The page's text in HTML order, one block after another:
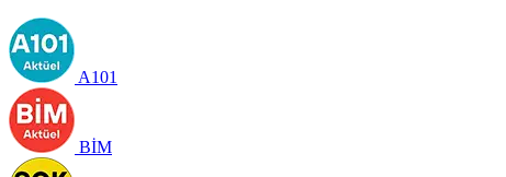
A101
BİM